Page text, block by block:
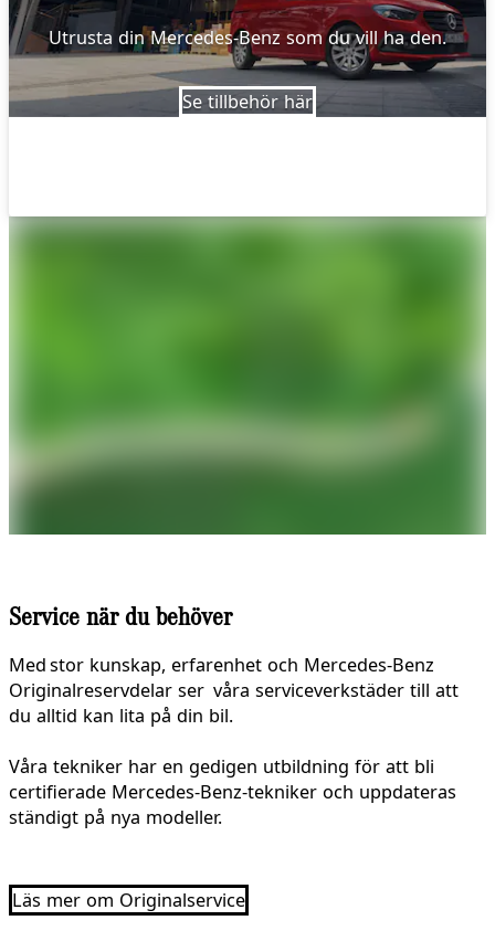
Utrusta din Mercedes-Benz som du vill ha den.
Se tillbehör här
Service när du behöver
Med stor kunskap, erfarenhet och Mercedes-Benz
Originalreservdelar ser våra serviceverkstäder till att
du alltid kan lita på din bil.
Våra tekniker har en gedigen utbildning för att bli
certifierade Mercedes-Benz-tekniker och uppdateras
ständigt på nya modeller.
Läs mer om Originalservice